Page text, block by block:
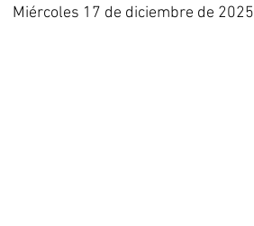
Miércoles 17 de diciembre de 2025